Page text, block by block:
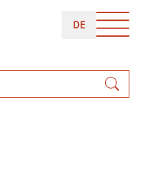
DEDEUTSCH